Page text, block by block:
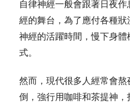
自律神經一般會跟著日夜
經的舞台，為了應付各種
神經的活躍時間，慢下身
式。
然而，現代很多人經常會
倒，強行用咖啡和茶提神，